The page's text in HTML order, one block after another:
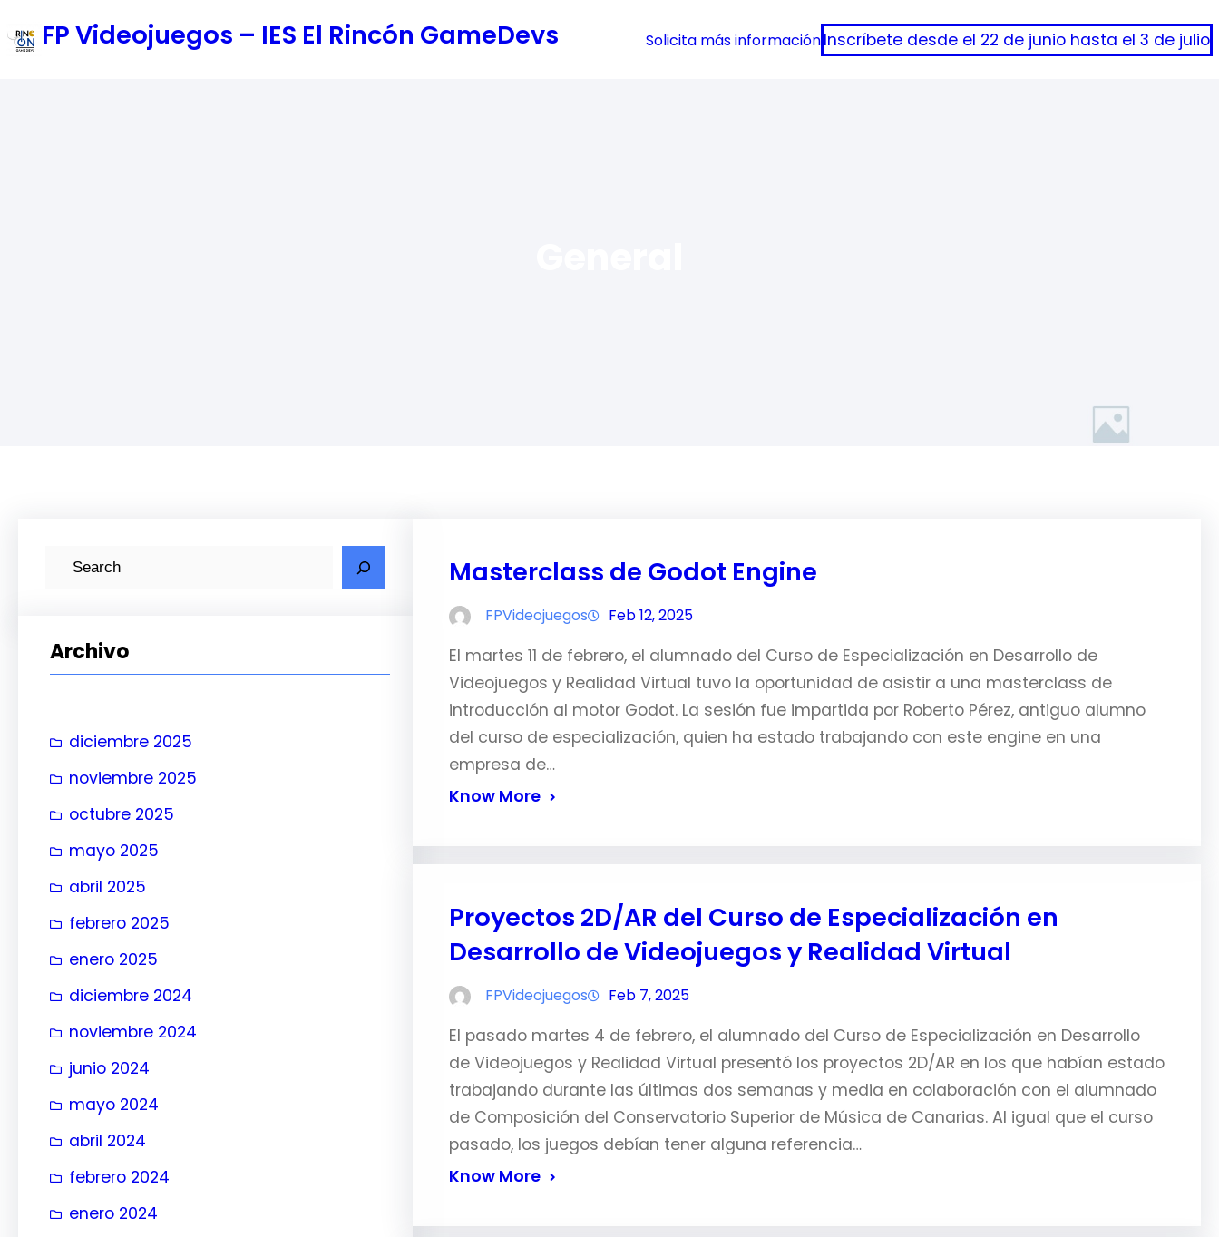
al
FP Videojuegos – IES El Rincón GameDevs Solicita más informaciónInscríbete desde el 22 de junio hasta el 3 de julio
Archivo
diciembre 2025
noviembre 2025
octubre 2025
mayo 2025
abril 2025
febrero 2025
enero 2025
diciembre 2024
noviembre 2024
junio 2024
mayo 2024
abril 2024
febrero 2024
enero 2024
Masterclass de Godot Engine
FPVideojuegos Feb 12, 2025
El martes 11 de febrero, el alumnado del Curso de Especialización en Desarrollo de
Videojuegos y Realidad Virtual tuvo la oportunidad de asistir a una masterclass de
introducción al motor Godot. La sesión fue impartida por Roberto Pérez, antiguo alumno
del curso de especialización, quien ha estado trabajando con este engine en una
empresa de…
Know More
Proyectos 2D/AR del Curso de Especialización en
Desarrollo de Videojuegos y Realidad Virtual
FPVideojuegos Feb 7, 2025
El pasado martes 4 de febrero, el alumnado del Curso de Especialización en Desarrollo
de Videojuegos y Realidad Virtual presentó los proyectos 2D/AR en los que habían estado
trabajando durante las últimas dos semanas y media en colaboración con el alumnado
de Composición del Conservatorio Superior de Música de Canarias. Al igual que el curso
pasado, los juegos debían tener alguna referencia…
Know More